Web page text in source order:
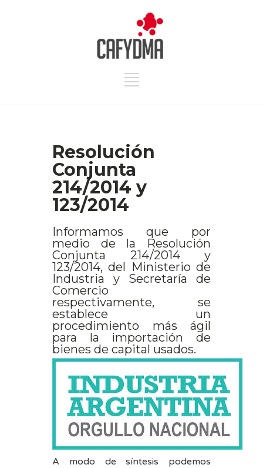
Resolución
Conjunta
214/2014 y
123/2014
Informamos que por
medio de la Resolución
Conjunta 214/2014 y
123/2014, del Ministerio de
Industria y Secretaría de
Comercio
respectivamente, se
establece un
procedimiento más ágil
para la importación de
bienes de capital usados.
A modo de síntesis podemos